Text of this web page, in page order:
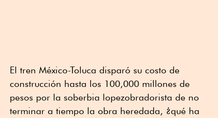
El tren México-Toluca disparó su costo de
construcción hasta los 100,000 millones de
pesos por la soberbia lopezobradorista de no
terminar a tiempo la obra heredada, ¿qué ha